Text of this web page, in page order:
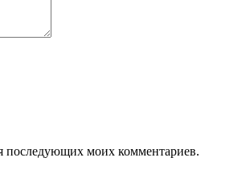
последующих моих комментариев.